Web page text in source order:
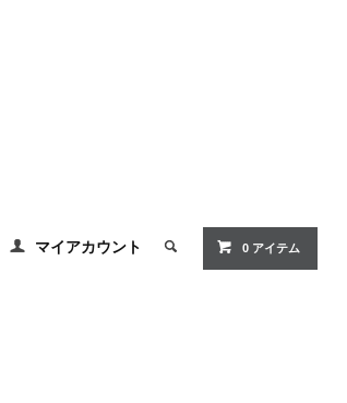
マイアカウント 0 アイテム